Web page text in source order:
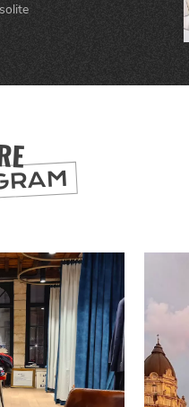
RÉGION